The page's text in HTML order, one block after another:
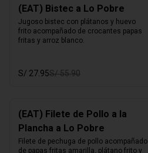
(EAT) Bistec a Lo Pobre
Jugoso bistec con plátanos y huevo
frito acompañado de crocantes papas
fritas y arroz blanco.
S/ 27.95S/ 55.90
(EAT) Filete de Pollo a la
Plancha a Lo Pobre
Filete de pechuga de pollo acompañado
de papas fritas amarilla, plátano frito y